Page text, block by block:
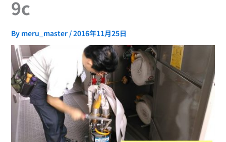
9c
By meru_master /2016年11月25日